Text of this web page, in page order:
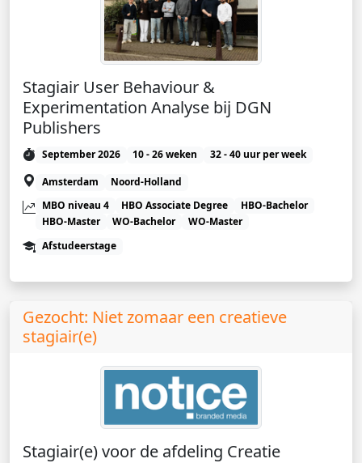
Stagiair User Behaviour &
Experimentation Analyse bij DGN
Publishers
September 2026 10 - 26 weken
32 - 40 uur per week
Amsterdam
Noord-Holland
MBO niveau 4
HBO Associate Degree
HBO-Bachelor
HBO-Master
WO-Bachelor
WO-Master
Afstudeerstage
Gezocht: Niet zomaar een creatieve
stagiair(e)
Stagiair(e) voor de afdeling Creatie